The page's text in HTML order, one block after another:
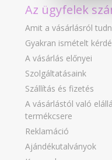
Az ügyfelek
Amit a vásárlásról
Gyakran ismételt
A vásárlás előnyei
Szolgáltatásaink
Szállítás és fizetés
A vásárlástól való
termékcsere
Reklamáció
Ajándékutalványok